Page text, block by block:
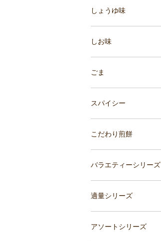
しょうゆ味
しお味
ごま
スパイシー
こだわり煎餅
バラエティーシリーズ
適量シリーズ
アソートシリーズ